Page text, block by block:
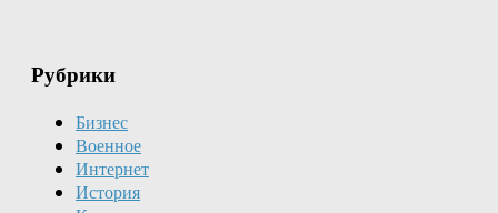
Рубрики
Бизнес
Военное
Интернет
История